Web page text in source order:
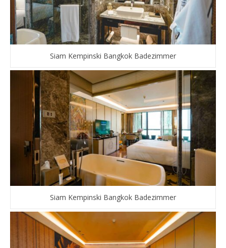
Siam Kempinski Bangkok Badezimmer
Siam Kempinski Bangkok Badezimmer